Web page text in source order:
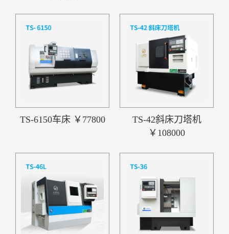
TS-6150车床 ￥77800
TS-42斜床刀塔机
￥108000